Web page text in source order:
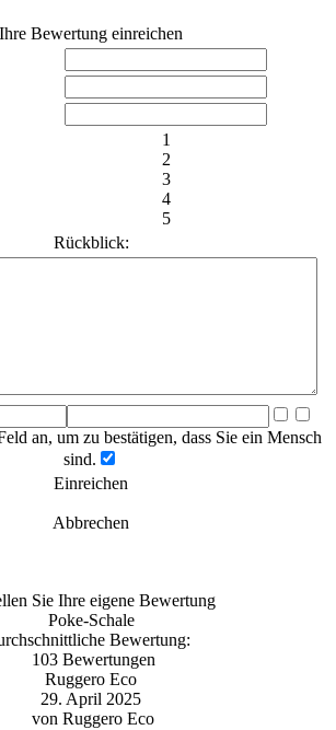
Ihre Bewertung einreichen
1
2
3
4
5
Rückblick:
an, um zu bestätigen, dass Sie ein Mensch
sind.
Einreichen
Abbrechen
Sie Ihre eigene Bewertung
Poke-Schale
Bewertung:
103 Bewertungen
Ruggero Eco
29. April 2025
von Ruggero Eco